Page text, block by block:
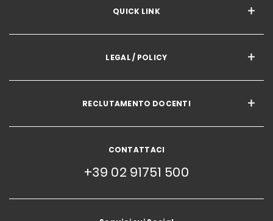
QUICK LINK
LEGAL / POLICY
RECLUTAMENTO DOCENTI
CONTATTACI
+39 02 91751 500